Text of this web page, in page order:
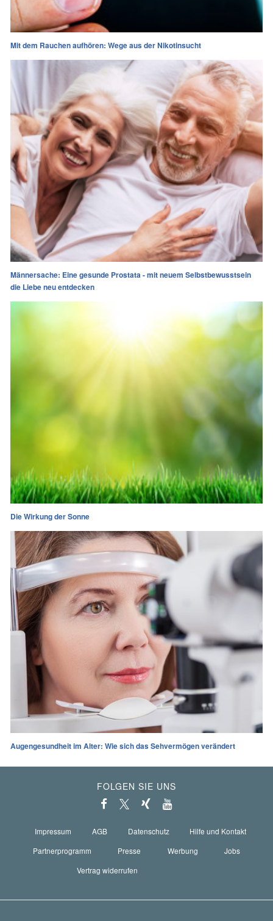
Mit dem Rauchen aufhören: Wege aus der Nikotinsucht
Männersache: Eine gesunde Prostata - mit neuem Selbstbewusstsein
die Liebe neu entdecken
Die Wirkung der Sonne
Augengesundheit im Alter: Wie sich das Sehvermögen verändert
FOLGEN SIE UNS
Impressum AGB Datenschutz
Hilfe und Kontakt
Partnerprogramm
Presse Werbung
Jobs
Vertrag widerrufen